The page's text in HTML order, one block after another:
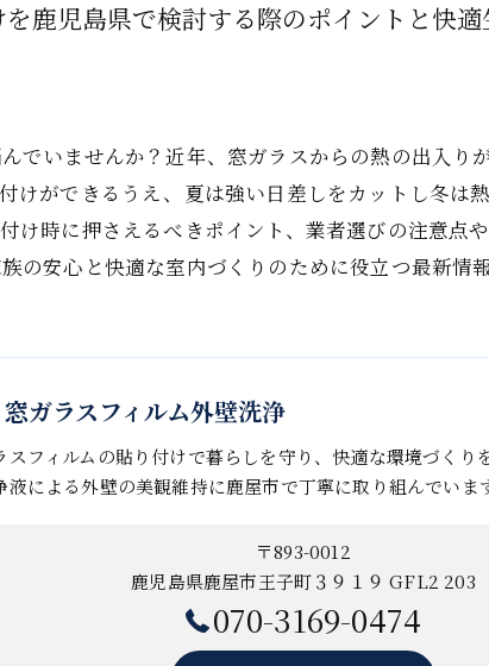
鹿児島県で検討する際のポイントと快
でいませんか？近年、窓ガラスからの熱の出入り
けができるうえ、夏は強い日差しをカットし冬は
け時に押さえるべきポイント、業者選びの注意点
の安心と快適な室内づくりのために役立つ最新情報
ガラスフィルム外壁洗浄
スフィルムの貼り付けで暮らしを守り、快適な環境づく
による外壁の美観維持に鹿屋市で丁寧に取り組んでいます
〒893-0012
鹿児島県鹿屋市王子町３９１９ GFL2 203
070-3169-0474